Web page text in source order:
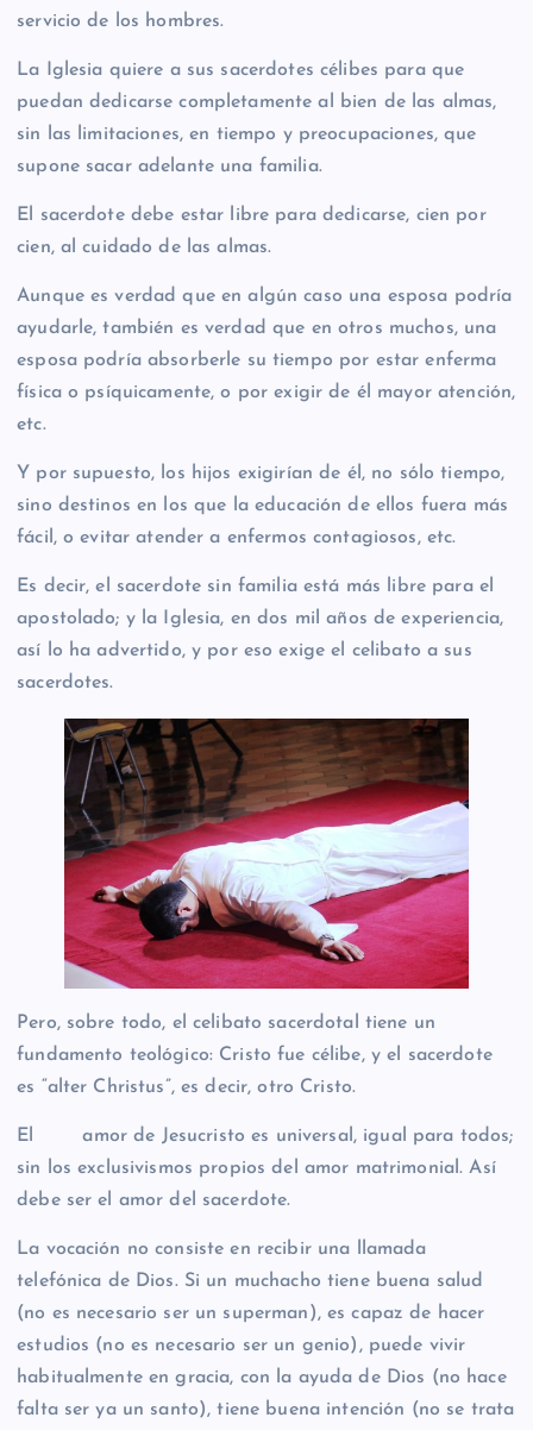
servicio de los hombres.
La Iglesia quiere a sus sacerdotes célibes para que
puedan dedicarse completamente al bien de las almas,
sin las limitaciones, en tiempo y preocupaciones, que
supone sacar adelante una familia.
El sacerdote debe estar libre para dedicarse, cien por
cien, al cuidado de las almas.
Aunque es verdad que en algún caso una esposa podría
ayudarle, también es verdad que en otros muchos, una
esposa podría absorberle su tiempo por estar enferma
física o psíquicamente, o por exigir de él mayor atención,
etc.
Y por supuesto, los hijos exigirían de él, no sólo tiempo,
sino destinos en los que la educación de ellos fuera más
fácil, o evitar atender a enfermos contagiosos, etc.
Es decir, el sacerdote sin familia está más libre para el
apostolado; y la Iglesia, en dos mil años de experiencia,
así lo ha advertido, y por eso exige el celibato a sus
sacerdotes.
Pero, sobre todo, el celibato sacerdotal tiene un
fundamento teológico: Cristo fue célibe, y el sacerdote
es “alter Christus”, es decir, otro Cristo.
El amor de Jesucristo es universal, igual para todos;
sin los exclusivismos propios del amor matrimonial. Así
debe ser el amor del sacerdote.
La vocación no consiste en recibir una llamada
telefónica de Dios. Si un muchacho tiene buena salud
(no es necesario ser un superman), es capaz de hacer
estudios (no es necesario ser un genio), puede vivir
habitualmente en gracia, con la ayuda de Dios (no hace
falta ser ya un santo), tiene buena intención (no se trata